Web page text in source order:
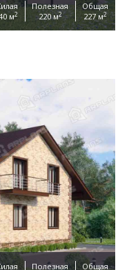
м2
Полезная
220 м2
Общая
227 м2
Полезная
Общая